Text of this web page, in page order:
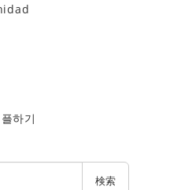
하기
検索